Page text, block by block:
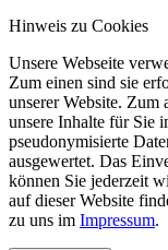
Hinweis zu Cookies
Unsere Webseite
Zum einen sind sie
unserer Website.
unsere Inhalte für Sie
pseudonymisierte
ausgewertet. Das
können Sie jederzeit
auf dieser Website
zu uns im Impressum.